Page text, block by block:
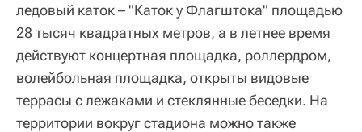
ледовый каток – "Каток у Флагштока" площадью
28 тысяч квадратных метров, а в летнее время
действуют концертная площадка, роллердром,
волейбольная площадка, открыты видовые
террасы с лежаками и стеклянные беседки. На
территории вокруг стадиона можно также